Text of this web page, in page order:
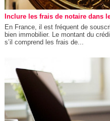
Inclure les frais de notaire dans
En France, il est fréquent de
bien immobilier. Le montant du
s’il comprend les frais de...